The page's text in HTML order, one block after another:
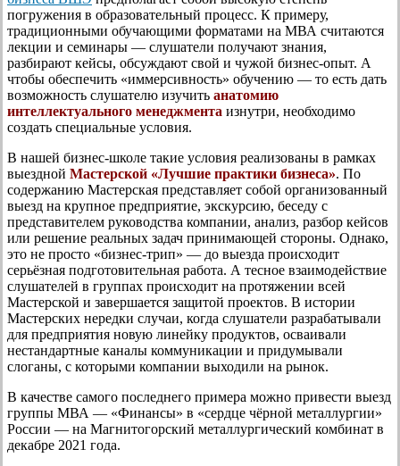
погружения в образовательный процесс. К примеру,
традиционными обучающими форматами на МВА считаются
лекции и семинары — слушатели получают знания,
разбирают кейсы, обсуждают свой и чужой бизнес-опыт. А
чтобы обеспечить «иммерсивность» обучению — то есть дать
возможность слушателю изучить анатомию
интеллектуального менеджмента изнутри, необходимо
создать специальные условия.
В нашей бизнес-школе такие условия реализованы в рамках
выездной Мастерской «Лучшие практики бизнеса». По
содержанию Мастерская представляет собой организованный
выезд на крупное предприятие, экскурсию, беседу с
представителем руководства компании, анализ, разбор кейсов
или решение реальных задач принимающей стороны. Однако,
это не просто «бизнес-трип» — до выезда происходит
серьёзная подготовительная работа. А тесное взаимодействие
слушателей в группах происходит на протяжении всей
Мастерской и завершается защитой проектов. В истории
Мастерских нередки случаи, когда слушатели разрабатывали
для предприятия новую линейку продуктов, осваивали
нестандартные каналы коммуникации и придумывали
слоганы, с которыми компании выходили на рынок.
В качестве самого последнего примера можно привести выезд
группы МВА — «Финансы» в «сердце чёрной металлургии»
России — на Магнитогорский металлургический комбинат в
декабре 2021 года.